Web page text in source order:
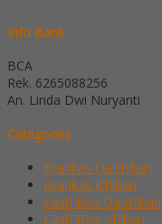
Info Bank
BCA
Rek. 6265088256
An. Linda Dwi Nuryanti
Categories
Brankas Daichiban
Brankas Ichiban
Cash Box Daichiban
Cash Box Ichiban